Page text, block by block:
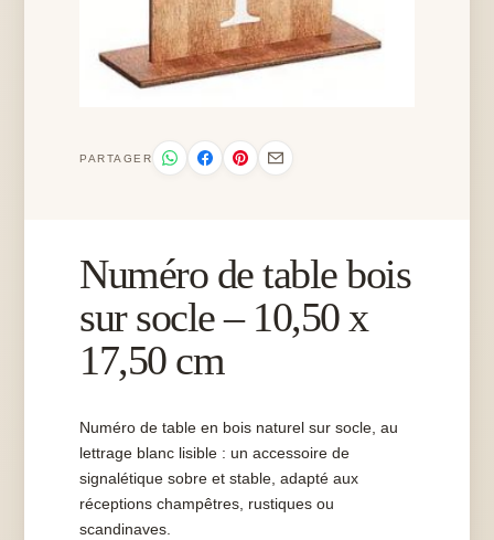
PARTAGER
Numéro de table bois
sur socle – 10,50 x
17,50 cm
Numéro de table en bois naturel sur socle, au
lettrage blanc lisible : un accessoire de
signalétique sobre et stable, adapté aux
réceptions champêtres, rustiques ou
scandinaves.